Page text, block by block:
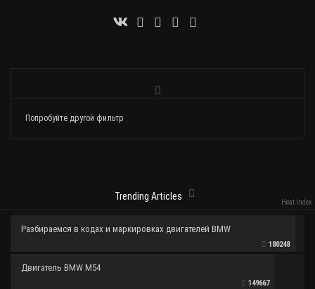
Попробуйте другой фильтр
Trending Articles
Heat Index
Разбираемся в кодах и маркировках двигателей BMW
180248
Двигатель BMW M54
149667